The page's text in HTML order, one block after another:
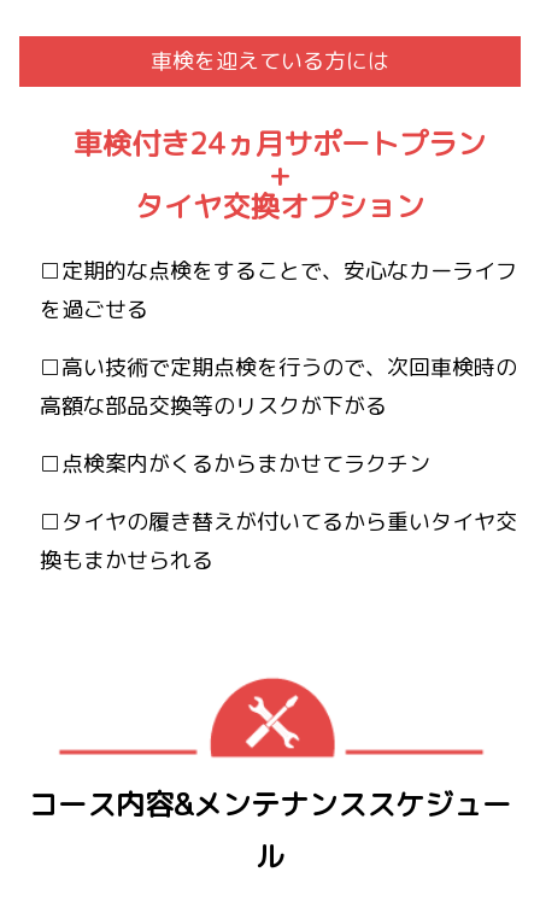
車検を迎えている方には
車検付き24ヵ月サポートプラン
+
タイヤ交換オプション
□定期的な点検をすることで、安心なカーライフ
を過ごせる
□高い技術で定期点検を行うので、次回車検時の
高額な部品交換等のリスクが下がる
□点検案内がくるからまかせてラクチン
□タイヤの履き替えが付いてるから重いタイヤ交
換もまかせられる
コース内容&メンテナンススケジュー
ル